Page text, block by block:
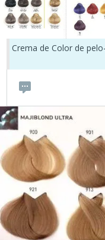
Crema de Color de